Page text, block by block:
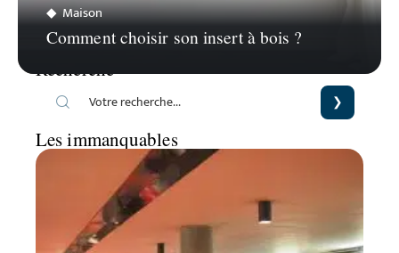
Maison
Comment choisir son insert à bois ?
Recherche
Les immanquables